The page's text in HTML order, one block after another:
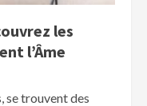
les
l’Âme
se trouvent des